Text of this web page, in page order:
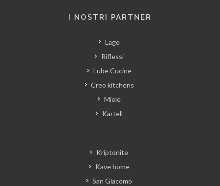
I NOSTRI PARTNER
Lago
Riflessi
Lube Cucine
Creo kitchens
Miele
Kartell
Kriptonite
Kave home
San Giacomo